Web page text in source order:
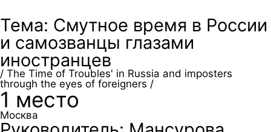
Тема: Смутное время в России
и самозванцы глазами
иностранцев
/ The Time of Troubles' in Russia and imposters
through the eyes of foreigners /
1 место
Москва